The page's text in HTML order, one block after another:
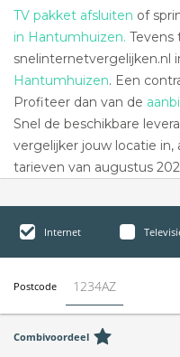
TV pakket afsluiten of
in Hantumhuizen. Tevens
snelinternetvergelijken.nl
Hantumhuizen. Een
Profiteer dan van de
Snel de beschikbare
vergelijker jouw locatie
tarieven van augustus
Internet
Postcode
Combivoordeel